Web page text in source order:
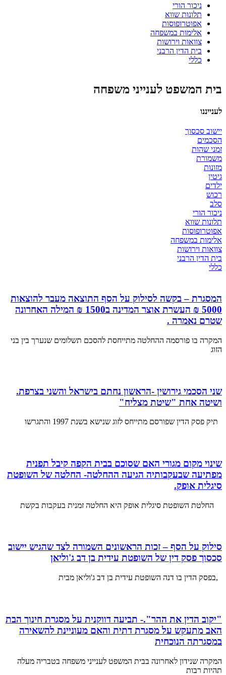
ניכור הורי
תלונות שווא
אפוטרופוסות
אלימות במשפחה
צוואות וירושות
בית הדין הרבני
כללי
בית המשפט לענייני משפחה
לענייננו
יישוב סכסוך
הסכמים
זמני שהות
משמורת
מזונות
גיטין
ילדים
רכוש
סלב
ניכור הורי
תלונות שווא
אפוטרופוסות
אלימות במשפחה
צוואות וירושות
בית הדין הרבני
כללי
המסגרת – בקשה לסילוק על הסף התוצאה מעבר להוצאות
5000 ₪ העשרת אוצר המדינה ב1500 ₪ המילה האחרונה
שטרם נאמרה .
המקרה בו פורסמה ההחלטה מתייחסת להסכם תשלומים שנערך בין בני
הזוג
שני הסכמי גירושין -הראשון נחתם בישראל והשני בצרפת.
ושיטה אחת "שיטת מצליח"
תיק פסק הדין שפורסם מתייחס לזוג שנישא בשנת 1997 והתגרשו
שינוי מקום מגורי האם שסוכם בבית הקפה קיבל תפנית
מפתיעה שבעקבותיה הגיעה ההחלטה- החלטה של השופטת
סיגלית אופק.
החלטת השופטת סיגלית אופק היא החלטה זמנית בעקבות בקשת
סילוק על הסף – זכות הראשונים השמורה לצד שהגיש יישוב
סכסוך פסק דין של השופטת עידית בן דב ג'וליאן
,בפסק הדין בו דנה השופטת עידית בן דב ג'וליאן מבית
"יקוב הדין את ההר".- תביעה דווקנית על מסגרת חינוך הבת
האב מתעקש על מסגרת דתית והאם מעוניינת להשאירה
במסגרתה הנוכחית
המקרה שנידון לאחרונה בבית המשפט לענייני משפחה בטבריה מעלה
תהיות רבות